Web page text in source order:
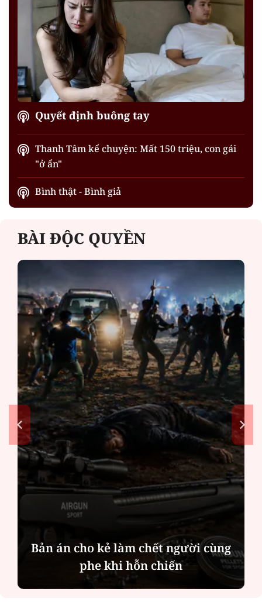
Quyết định buông tay
Thanh Tâm kể chuyện: Mất 150 triệu, con gái
"ở ẩn"
Bình thật - Bình giả
BÀI ĐỘC QUYỀN
Bản án cho kẻ làm chết người cùng
phe khi hỗn chiến